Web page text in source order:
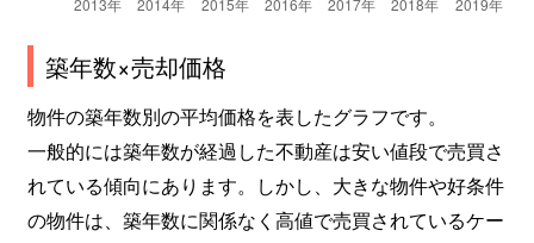
築年数×売却価格
物件の築年数別の平均価格を表したグラフです。
一般的には築年数が経過した不動産は安い値段で売買さ
れている傾向にあります。しかし、大きな物件や好条件
の物件は、築年数に関係なく高値で売買されているケー